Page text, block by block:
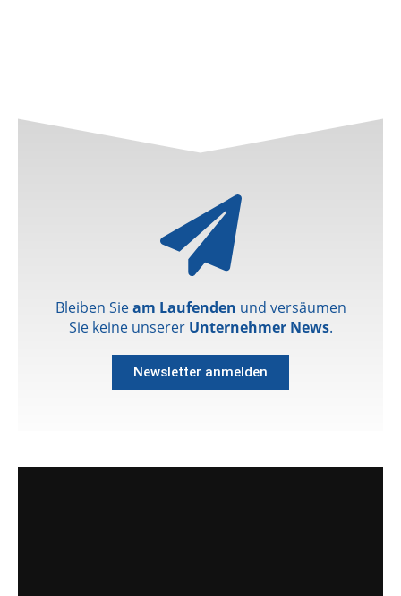
Bleiben Sieam Laufenden und versäumen
Sie keine unserer Unternehmer News.
Newsletter anmelden